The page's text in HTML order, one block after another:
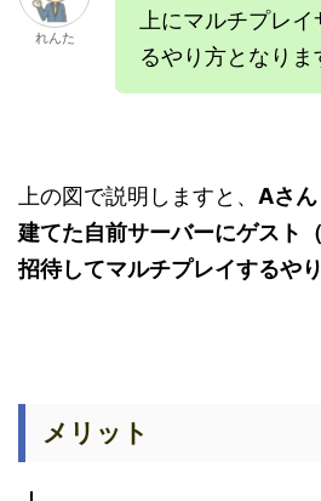
れんた
上にマルチプレ
るやり方となりま
上の図で説明しますと、 Aさ
建てた自前サーバーにゲスト
招待してマルチプレイするや
メリット